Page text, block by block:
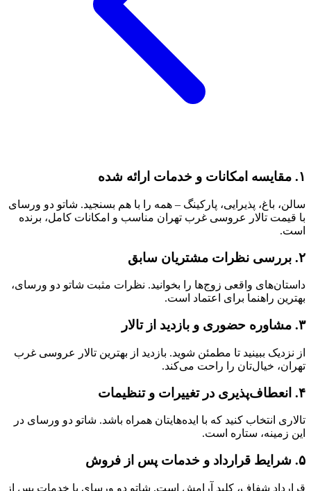
۱. مقایسه امکانات و خدمات ارائه شده
سالن، باغ، پذیرایی، پارکینگ – همه را با هم بسنجید. شاتو دو ورسای
با قیمت تالار عروسی غرب تهران مناسب و امکانات کامل، برنده
است.
۲. بررسی نظرات مشتریان سابق
داستان‌های واقعی زوج‌ها را بخوانید. نظرات مثبت شاتو دو ورسای،
بهترین راهنما برای اعتماد است.
۳. مشاوره حضوری و بازدید از تالار
از نزدیک ببینید تا مطمئن شوید. بازدید از بهترین تالار عروسی غرب
تهران، خیال‌تان را راحت می‌کند.
۴. انعطاف‌پذیری در تغییرات و تنظیمات
تالاری انتخاب کنید که با ایده‌هایتان همراه باشد. شاتو دو ورسای در
این زمینه، ستاره است.
۵. شرایط قرارداد و خدمات پس از فروش
قرارداد شفاف، کلید آرامش است. شاتو دو ورسای با خدمات پس از